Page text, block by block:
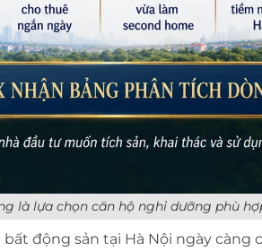
là lựa chọn căn hộ nghỉ dưỡng phù
bất động sản tại Hà Nội ngày